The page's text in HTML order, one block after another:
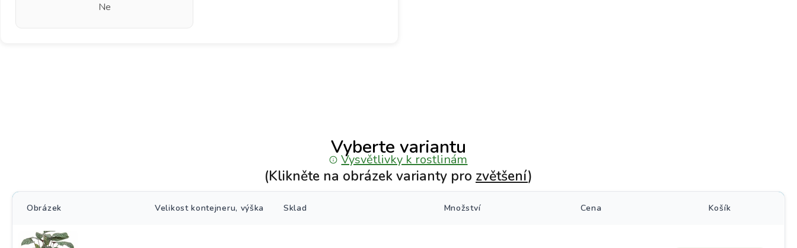
Ne
Vyberte variantu
Vysvětlivky k rostlinám
(Klikněte na obrázek varianty pro zvětšení)
Obrázek Velikost kontejneru, výška Sklad Množství Cena Košík